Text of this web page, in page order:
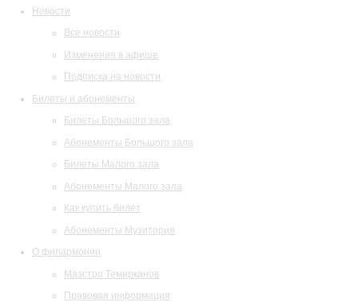
Новости
Все новости
Изменения в афише
Подписка на новости
Билеты и абонементы
Билеты Большого зала
Абонементы Большого зала
Билеты Малого зала
Абонементы Малого зала
Как купить билет
Абонементы Музитория
О филармонии
Маэстро Темирканов
Правовая информация